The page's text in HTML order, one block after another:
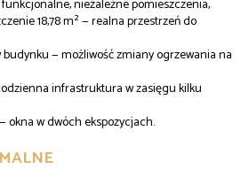
funkcjonalne, niezależne pomieszczenia,
18,78 m² — realna przestrzeń do
budynku — możliwość zmiany ogrzewania na
infrastruktura w zasięgu kilku
okna w dwóch ekspozycjach.